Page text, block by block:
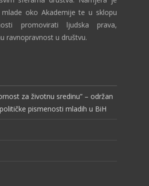
oko Akademije te u sklopu
promovirati ljudska prava,
ravnopravnost u društvu.
za životnu sredinu” – održan
pismenosti mladih u BiH